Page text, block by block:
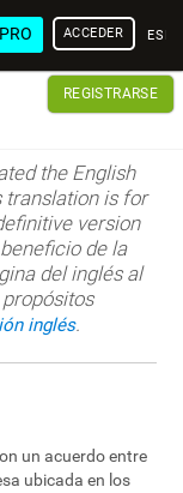
PRO ACCEDER
REGISTRARSE
the English
translation is for
version
de la
del inglés al
inglés.
un acuerdo entre
ubicada en los